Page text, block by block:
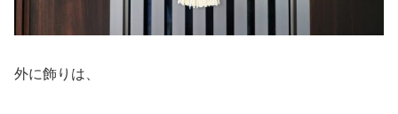
外に飾りは、